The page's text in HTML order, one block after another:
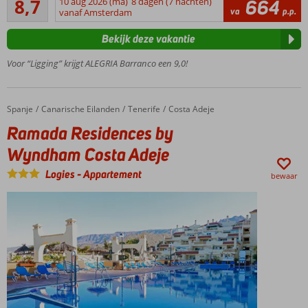
afstand
van het
Winnaar
the year
de
Nederlandse
markt
8,7
3
beoordelingenvanaf Amsterdam
va 664 p.p.
Voor “Ligging” krijgt ALEGRIA Barranco een 9,0!
Bekijk deze vakantie
Home
Spanje Canarische Eilanden Tenerife Costa Adeje
Ramada Residences by Wyndham Costa Adeje
Ramada Residences by
Wyndham Costa Adeje
Logies-Appartement bewaar